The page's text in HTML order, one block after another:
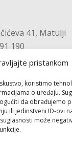
pristankom
koristimo
o uređaju.
da obrađujemo
ili jedinstveni ID-ovi
može
41, Matulji
190